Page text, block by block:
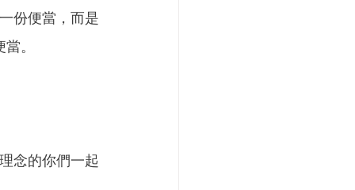
份便當，而是
。
念的你們一起